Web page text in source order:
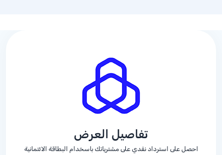
تفاصيل العرض
احصل على استرداد نقدي على مشترياتك باسخدام البطاقة الائتمانية